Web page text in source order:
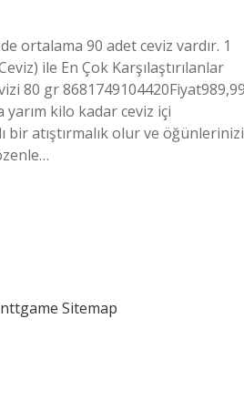
ortalama 90 adet ceviz vardır. 1
ile En Çok Karşılaştırılanlar
80 gr
yarım kilo kadar ceviz içi
bir atıştırmalık olur ve öğünlerinizi
nttgame Sitemap